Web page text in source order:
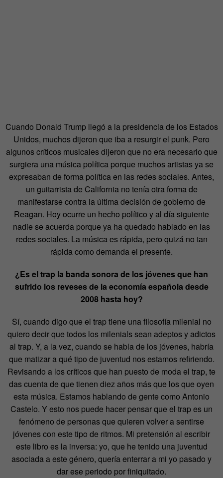
Cuando Donald Trump llegó a la presidencia de los Estados
Unidos, muchos dijeron que iba a resurgir el punk. Pero
algunos críticos musicales dijeron que no era necesario que
surgiera una música política porque muchos artistas ya se
expresaban de forma política en las redes sociales. Antes,
un guitarrista de California no tenía otra forma de
manifestarse contra la última decisión de gobierno de
Reagan. Hoy ocurre un hecho político y al día siguiente
nadie se acuerda porque ya ha quedado hablado en las
redes sociales. La música es rápida, pero quizá no tan
rápida como demanda el presente.
¿Es el trap la banda sonora de los jóvenes que han
sufrido los reveses de la economía española desde
2008 hasta hoy?
Sí, cuando digo que el trap tiene una filosofía milenial no
quiero decir que todos los milenials sean adeptos y adictos
al trap. Y, a la vez, cuando se habla de los jóvenes, habría
que matizar a qué tipo de juventud nos estamos refiriendo.
Revisando a los críticos que han puesto de moda el trap, te
das cuenta de que tienen diez años más que los que oyen
esta música. Estamos hablando de gente como Antonio
Castelo. Y esto nos puede hacer pensar que el trap es un
fenómeno de personas que quieren volver a sentirse
jóvenes con este tipo de ritmos. Mi pretensión al escribir
este libro es la inversa: yo, que he tenido una juventud
asociada a este género, quería enterrar a mi yo pasado y
dar ese periodo por finiquitado.